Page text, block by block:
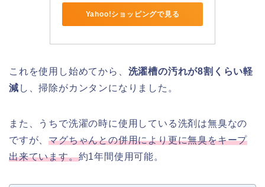
Yahoo!ショッピングで見る
これを使用し始めてから、 洗濯槽の汚れが8割くらい軽
減 し、掃除がカンタンになりました。
また、うちで洗濯の時に使用している洗剤は無臭なの
ですが、マグちゃんとの併用により更に無臭をキープ
出来ています。約1年間使用可能。